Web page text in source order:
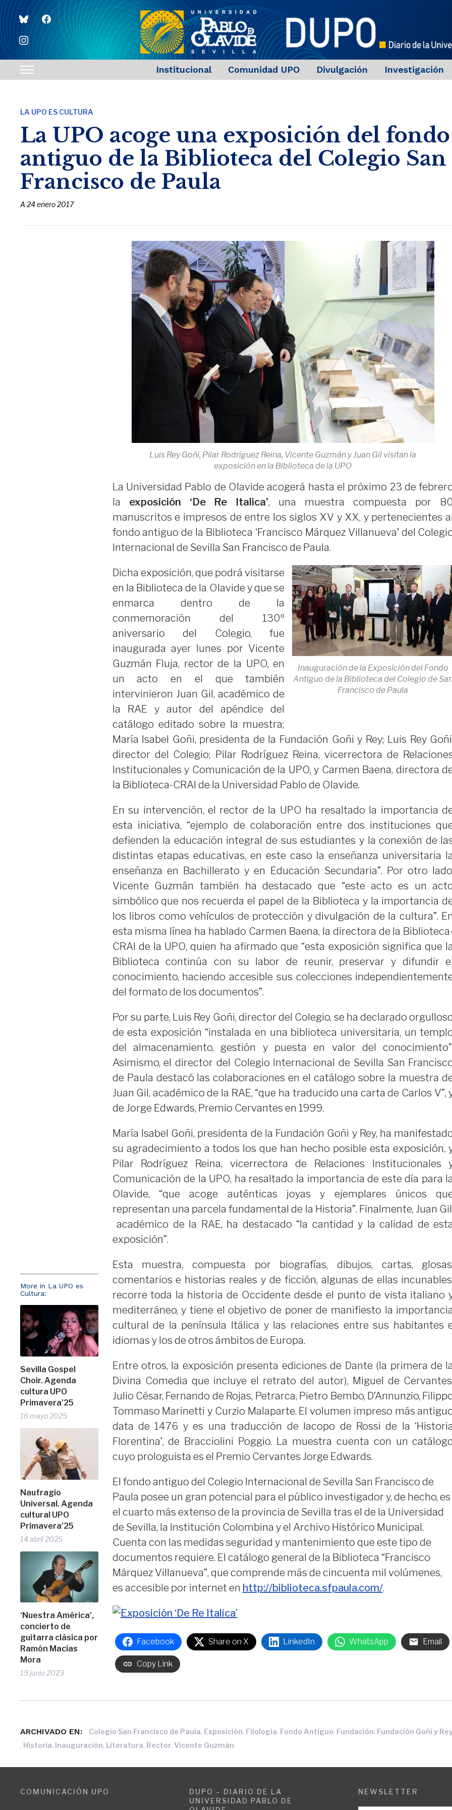
blueskyfacebook
instagram
Toggle
navigation
Institucional Comunidad UPO Divulgación Investigación
LA UPO ES CULTURA
La UPO acoge una exposición del fondo
antiguo de la Biblioteca del Colegio San
Francisco de Paula
A24 enero 2017
More in La UPO es
Cultura:
Sevilla Gospel
Choir. Agenda
cultura UPO
Primavera’25
16 mayo 2025
Naufragio
Universal. Agenda
cultural UPO
Primavera’25
14 abril 2025
‘Nuestra América’,
concierto de
guitarra clásica por
Ramón Macías
Mora
19 junio 2023
Luis Rey Goñi, Pilar Rodríguez Reina, Vicente Guzmán y Juan Gil visitan la
exposición en la Biblioteca de la UPO
La Universidad Pablo de Olavide acogerá hasta el próximo 23 de
la exposición ‘De Re Italica’, una muestra compuesta por 80
manuscritos e impresos de entre los siglos XV y XX, y pertenecientes al
fondo antiguo de la Biblioteca ‘Francisco Márquez Villanueva’ del
Internacional de Sevilla San Francisco de Paula.
Inauguración de la Exposición del Fondo
Antiguo de la Biblioteca del Colegio de
Francisco de Paula
Dicha exposición, que podrá visitarse
en la Biblioteca de la Olavide y que se
enmarca dentro de la
conmemoración del 130º
aniversario del Colegio, fue
inaugurada ayer lunes por Vicente
Guzmán Fluja, rector de la UPO, en
un acto en el que también
intervinieron Juan Gil, académico de
la RAE y autor del apéndice del
catálogo editado sobre la muestra;
María Isabel Goñi, presidenta de la Fundación Goñi y Rey; Luis Rey
director del Colegio; Pilar Rodríguez Reina, vicerrectora de
Institucionales y Comunicación de la UPO, y Carmen Baena, directora
la Biblioteca-CRAI de la Universidad Pablo de Olavide.
En su intervención, el rector de la UPO ha resaltado la importancia
esta iniciativa, “ejemplo de colaboración entre dos instituciones
defienden la educación integral de sus estudiantes y la conexión de
distintas etapas educativas, en este caso la enseñanza universitaria la
enseñanza en Bachillerato y en Educación Secundaria”. Por otro
Vicente Guzmán también ha destacado que “este acto es un
simbólico que nos recuerda el papel de la Biblioteca y la importancia
los libros como vehículos de protección y divulgación de la cultura”. En
esta misma línea ha hablado Carmen Baena, la directora de la
CRAI de la UPO, quien ha afirmado que “esta exposición significa que la
Biblioteca continúa con su labor de reunir, preservar y difundir el
conocimiento, haciendo accesible sus colecciones
del formato de los documentos”.
Por su parte, Luis Rey Goñi, director del Colegio, se ha declarado
de esta exposición “instalada en una biblioteca universitaria, un
del almacenamiento, gestión y puesta en valor del
Asimismo, el director del Colegio Internacional de Sevilla San
de Paula destacó las colaboraciones en el catálogo sobre la muestra
Juan Gil, académico de la RAE, “que ha traducido una carta de Carlos V”,
de Jorge Edwards, Premio Cervantes en 1999.
María Isabel Goñi, presidenta de la Fundación Goñi y Rey, ha
su agradecimiento a todos los que han hecho posible esta exposición,
Pilar Rodríguez Reina, vicerrectora de Relaciones Institucionales
Comunicación de la UPO, ha resaltado la importancia de este día para la
Olavide, “que acoge auténticas joyas y ejemplares únicos
representan una parcela fundamental de la Historia”. Finalmente, Juan
académico de la RAE, ha destacado “la cantidad y la calidad de esta
exposición”.
Esta muestra, compuesta por biografías, dibujos, cartas,
comentarios e historias reales y de ficción, algunas de ellas
recorre toda la historia de Occidente desde el punto de vista italiano
mediterráneo, y tiene el objetivo de poner de manifiesto la importancia
cultural de la península Itálica y las relaciones entre sus habitantes
idiomas y los de otros ámbitos de Europa.
Entre otros, la exposición presenta ediciones de Dante (la primera de la
Divina Comedia que incluye el retrato del autor), Miguel de
Julio César, Fernando de Rojas, Petrarca, Pietro Bembo, D’Annunzio,
Tommaso Marinetti y Curzio Malaparte. El volumen impreso más
data de 1476 y es una traducción de Iacopo de Rossi de la ‘Historia
Florentina’, de Bracciolini Poggio. La muestra cuenta con un
cuyo prologuista es el Premio Cervantes Jorge Edwards.
El fondo antiguo del Colegio Internacional de Sevilla San Francisco de
Paula posee un gran potencial para el público investigador y, de hecho, es
el cuarto más extenso de la provincia de Sevilla tras el de la Universidad
de Sevilla, la Institución Colombina y el Archivo Histórico Municipal.
Cuenta con las medidas seguridad y mantenimiento que este tipo de
documentos requiere. El catálogo general de la Biblioteca “Francisco
Márquez Villanueva”, que comprende más de cincuenta mil volúmenes,
es accesible por internet en http://biblioteca.sfpaula.com/.
Facebook Share on X LinkedIn WhatsApp Email
Copy Link
ARCHIVADO EN: Colegio San Francisco de Paula, Exposición, Filología, Fondo Antiguo, Fundación, Fundación Goñi y
, Historia, Inauguración, Literatura, Rector,Vicente Guzmán
COMUNICACIÓN UPO
DUPO – DIARIO DE LA
UNIVERSIDAD PABLO DE
NEWSLETTER